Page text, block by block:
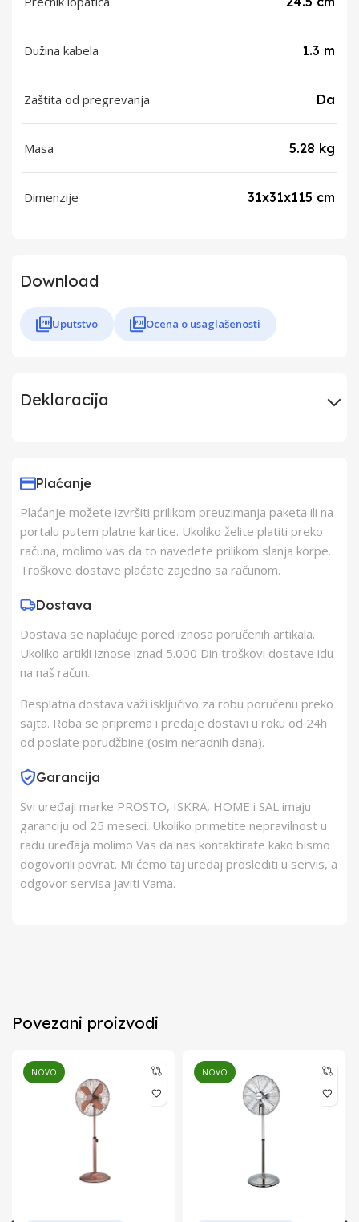
Dužina kabela 1.3 m
Zaštita od pregrevanja Da
Masa 5.28 kg
Dimenzije 31x31x115 cm
Download
Uputstvo Ocena o usaglašenosti
Deklaracija
Proizvođač ELEMENTA d.o.o.
Zemlja Porekla
Zemlja Uvoza
Barkod 8605043311032
Plaćanje
Plaćanje možete izvršiti prilikom preuzimanja paketa ili na
portalu putem platne kartice. Ukoliko želite platiti preko
računa, molimo vas da to navedete prilikom slanja korpe.
Troškove dostave plaćate zajedno sa računom.
Dostava
Dostava se naplaćuje pored iznosa poručenih artikala.
Ukoliko artikli iznose iznad 5.000 Din troškovi dostave idu
na naš račun.
Besplatna dostava važi isključivo za robu poručenu preko
sajta. Roba se priprema i predaje dostavi u roku od 24h
od poslate porudžbine (osim neradnih dana).
Garancija
Svi uređaji marke PROSTO, ISKRA, HOME i SAL imaju
garanciju od 25 meseci. Ukoliko primetite nepravilnost u
radu uređaja molimo Vas da nas kontaktirate kako bismo
dogovorili povrat. Mi ćemo taj uređaj proslediti u servis, a
odgovor servisa javiti Vama.
Povezani proizvodi
NOVO NOVO